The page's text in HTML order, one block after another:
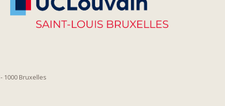
- 1000 Bruxelles